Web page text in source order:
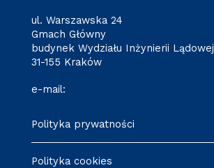
ul. Warszawska 24
Gmach Główny
budynek Wydziału Inżynierii Lądowej
31-155 Kraków
e-mail:
Polityka prywatności
Polityka cookies